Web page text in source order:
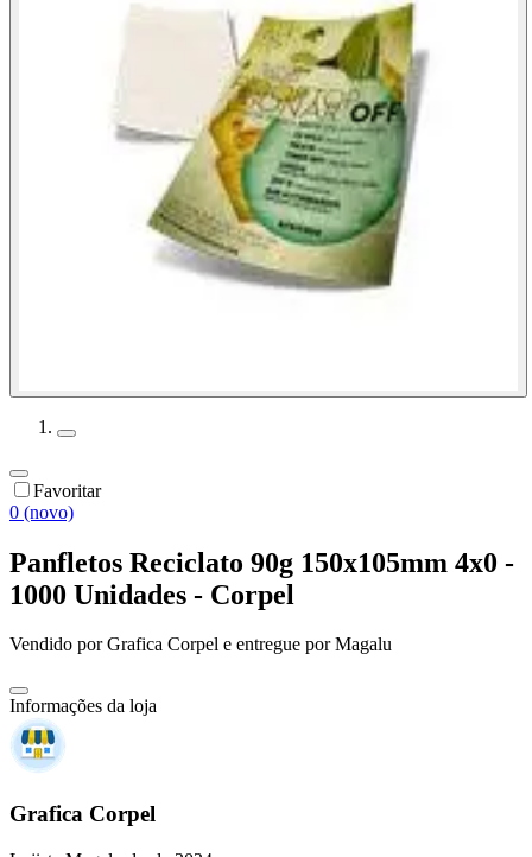
Favoritar
0 (novo)
Panfletos Reciclato 90g 150x105mm 4x0 -
1000 Unidades - Corpel
Vendido porGrafica Corpel e entregue por Magalu
Informações da loja
Grafica Corpel